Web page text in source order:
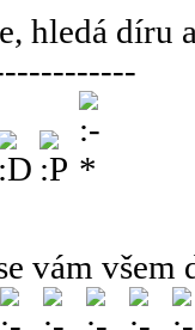
hledá díru
vám všem